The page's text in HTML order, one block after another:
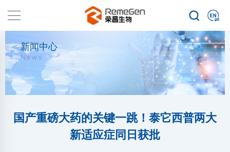
新闻中心
News
国产重磅大药的关键一跳！泰它西普两大
新适应症同日获批